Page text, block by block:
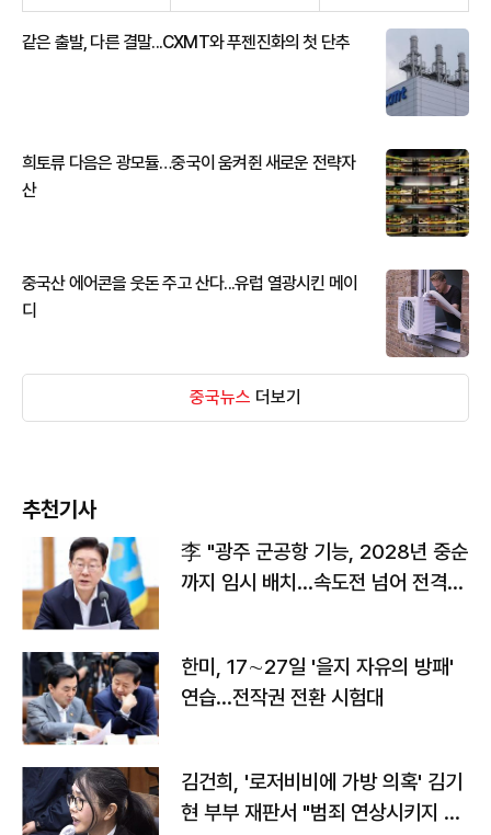
같은 출발, 다른 결말...CXMT와 푸젠진화의 첫 단추
희토류 다음은 광모듈…중국이 움켜쥔 새로운 전략자
산
중국산 에어콘을 웃돈 주고 산다...유럽 열광시킨 메이
디
중국뉴스 더보기
추천기사
李 "광주 군공항 기능, 2028년 중순
까지 임시 배치…속도전 넘어 전격
한미, 17∼27일 '을지 자유의 방패'
연습…전작권 전환 시험대
김건희, '로저비비에 가방 의혹' 김기
현 부부 재판서 "범죄 연상시키지 말